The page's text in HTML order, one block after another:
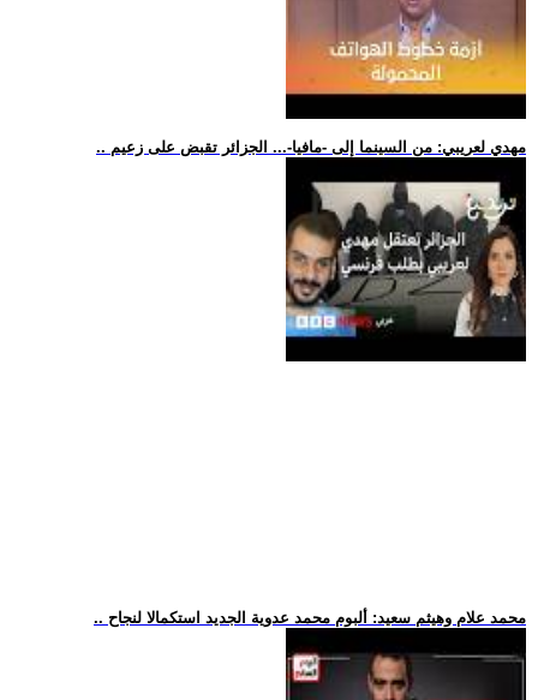
.. مهدي لعريبي: من السينما إلى -مافيا-... الجزائر تقبض على زعيم
.. محمد علام وهيثم سعيد: ألبوم محمد عدوية الجديد استكمالا لنجاح